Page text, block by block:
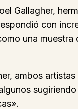
Gallagher,
con
una muestra
ambos